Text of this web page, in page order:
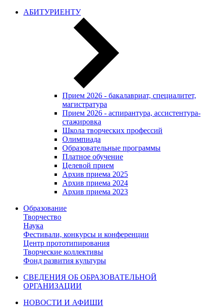
АБИТУРИЕНТУ
Прием 2026 - бакалавриат, специалитет,
магистратура
Прием 2026 - аспирантура, ассистентура-
стажировка
Школа творческих профессий
Олимпиада
Образовательные программы
Платное обучение
Целевой прием
Архив приема 2025
Архив приема 2024
Архив приема 2023
Образование
Творчество
Наука
Фестивали, конкурсы и конференции
Центр прототипирования
Творческие коллективы
Фонд развития культуры
СВЕДЕНИЯ ОБ ОБРАЗОВАТЕЛЬНОЙ
ОРГАНИЗАЦИИ
НОВОСТИ И АФИШИ